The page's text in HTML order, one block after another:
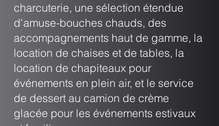
charcuterie, une sélection étendue
d'amuse-bouches chauds, des
accompagnements haut de gamme, la
location de chaises et de tables, la
location de chapiteaux pour
événements en plein air, et le service
de dessert au camion de crème
glacée pour les événements estivaux